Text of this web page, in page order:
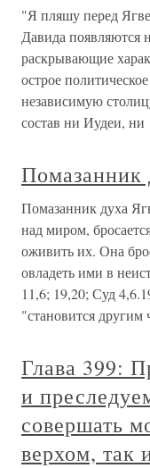
"Я пляшу перед
Давида
раскрывающие
острое
независимую
состав ни Иудеи, ни
Помазанник
Помазанник духа
над миром,
оживить их. Она
овладеть ими в
11,6; 19,20; Суд
"становится
Глава 399:
и
совершать
верхом, так